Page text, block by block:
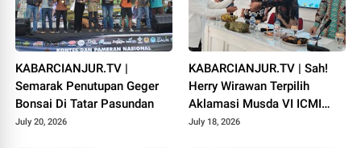
KABARCIANJUR.TV |
Semarak Penutupan Geger
Bonsai Di Tatar Pasundan
July 20, 2026
KABARCIANJUR.TV | Sah!
Herry Wirawan Terpilih
Aklamasi Musda VI ICMI
Orda Cianjur
July 18, 2026